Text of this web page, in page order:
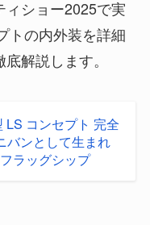
ショー2025で実
トの内外装を詳細
解説します。
LS コンセプト 完全
バンとして生まれ
ラッグシップ